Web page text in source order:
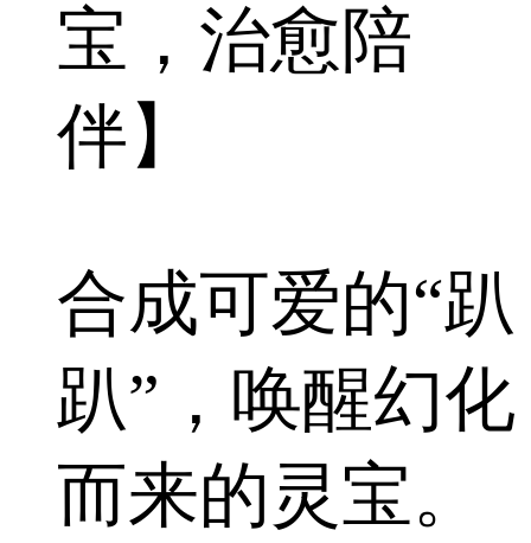
宝，治愈陪
伴】
合成可爱的“趴
趴”，唤醒幻化
而来的灵宝。